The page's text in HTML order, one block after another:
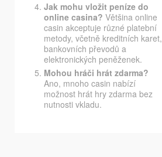
Jak mohu vložit peníze do
online casina? Většina online
casin akceptuje různé platební
metody, včetně kreditních karet,
bankovních převodů a
elektronických peněženek.
Mohou hráči hrát zdarma?
Ano, mnoho casin nabízí
možnost hrát hry zdarma bez
nutnosti vkladu.